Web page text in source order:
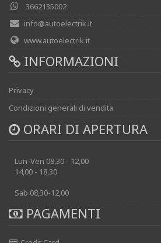
3662135002
info@autoelectrik.it
www.autoelectrik.it
INFORMAZIONI
Privacy
Condizioni generali di vendita
ORARI DI APERTURA
Lun-Ven 08,30 - 12,00
14,00 - 18,30
Sab 08,30-12,00
PAGAMENTI